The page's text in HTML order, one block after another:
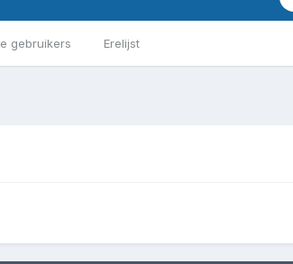
gebruikers Erelijst